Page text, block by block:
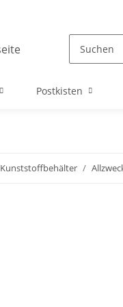
Postkisten
Kunststoffbehälter